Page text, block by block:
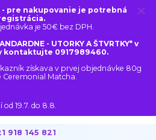
- pre nakupovanie je potrebná
je 50€ bez DPH.
- UTORKY A ŠTVRTKY* v
kontaktujte 0917989460.
získava v prvej objednávke 80g
Ceremonial Matcha.
od 19.7. do 8.8.
918 145 821